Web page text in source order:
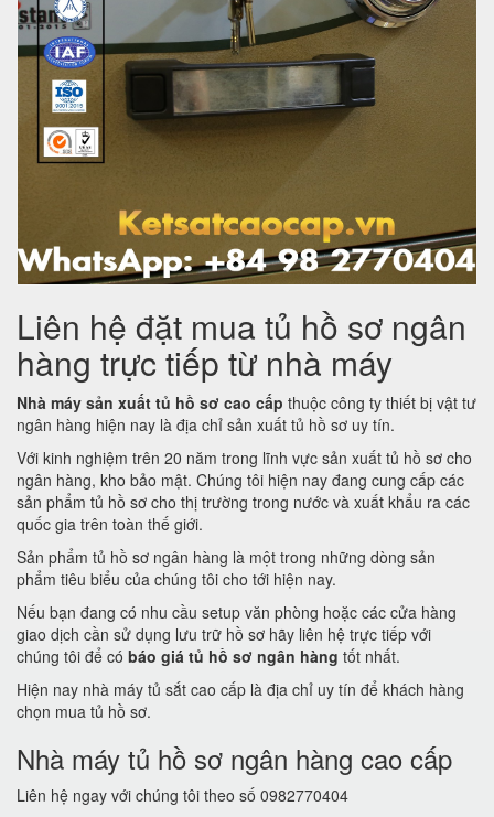
Liên hệ đặt mua tủ hồ sơ ngân
hàng trực tiếp từ nhà máy
Nhà máy sản xuất tủ hồ sơ cao cấp thuộc công ty thiết bị vật tư
ngân hàng hiện nay là địa chỉ sản xuất tủ hồ sơ uy tín.
Với kinh nghiệm trên 20 năm trong lĩnh vực sản xuất tủ hồ sơ cho
ngân hàng, kho bảo mật. Chúng tôi hiện nay đang cung cấp các
sản phẩm tủ hồ sơ cho thị trường trong nước và xuất khẩu ra các
quốc gia trên toàn thế giới.
Sản phẩm tủ hồ sơ ngân hàng là một trong những dòng sản
phẩm tiêu biểu của chúng tôi cho tới hiện nay.
Nếu bạn đang có nhu cầu setup văn phòng hoặc các cửa hàng
giao dịch cần sử dụng lưu trữ hồ sơ hãy liên hệ trực tiếp với
chúng tôi để có báo giá tủ hồ sơ ngân hàng tốt nhất.
Hiện nay nhà máy tủ sắt cao cấp là địa chỉ uy tín để khách hàng
chọn mua tủ hồ sơ.
Nhà máy tủ hồ sơ ngân hàng cao cấp
Liên hệ ngay với chúng tôi theo số 0982770404